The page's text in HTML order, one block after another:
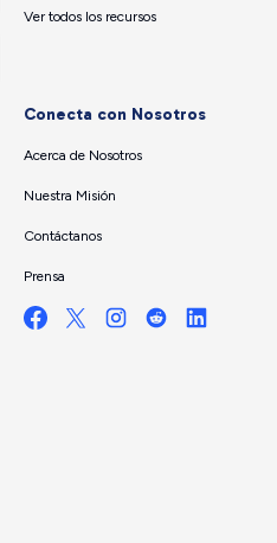
Ver todos los recursos
Conecta con Nosotros
Acerca de Nosotros
Nuestra Misión
Contáctanos
Prensa